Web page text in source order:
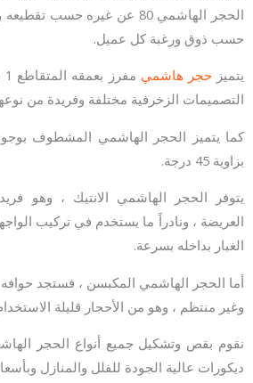
الحجر الهاشمي 80 عن غيره
حسب ذوق ورغبة كل عميل.
يتميزحجر هاشمي
التصميمات الزخرفية مختلفة وفريدة من
بزاوية 45 درجة.
يتوفر الحجر الهاشمي الانتيك ، وهو
العريضة ، ونادراً ما يستخدم في تركيب
الغبار بداخله بسرعة.
أما الحجر الهاشمي المكبسن ، فستجد
وغير منتظم ، وهو من الأحجار قليلة
نقوم بقص وتشكيل جميع أنواع الحجر
ديكورات عالية الجودة للفلل والمنازل